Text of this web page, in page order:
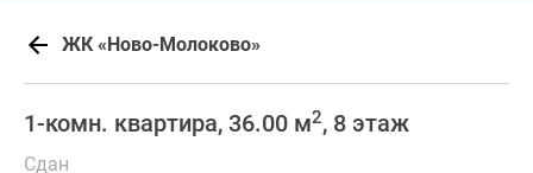
ЖК «Ново-Молоково»
1-комн. квартира, 36.00 м2, 8 этаж
Сдан